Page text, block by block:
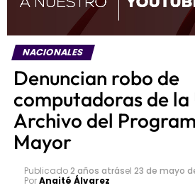
NACIONALES
Denuncian robo de
computadoras de la
Archivo del
Mayor
Publicado2 años atrásel 23 de mayo
PorAnaité Álvarez